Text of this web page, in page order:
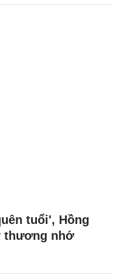
tuổi', Hồng
thương nhớ